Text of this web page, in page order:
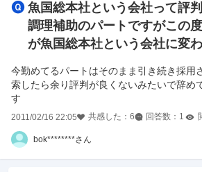
魚国総本社という会社って評
調理補助のパートですがこの
が魚国総本社という会社に変わ
今勤めてるパートはそのまま引き続き採用
索したら余り評判が良くないみたいで辞め
2011/02/16 22:05 共感した： 6 回答数： 1
bok********さん